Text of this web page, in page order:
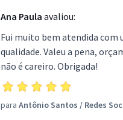
Ana Paula avaliou:
Fui muito bem atendida com
qualidade. Valeu a pena,
não é careiro. Obrigada!
para Antônio Santos / Redes